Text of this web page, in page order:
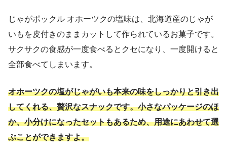
じゃがポックル オホーツクの塩味は、北海道産のじゃが
いもを皮付きのままカットして作られているお菓子です。
サクサクの食感が一度食べるとクセになり、一度開けると
全部食べてしまいます。
オホーツクの塩がじゃがいも本来の味をしっかりと引き出
してくれる、贅沢なスナックです。小さなパッケージのほ
か、小分けになったセットもあるため、用途にあわせて選
ぶことができますよ。